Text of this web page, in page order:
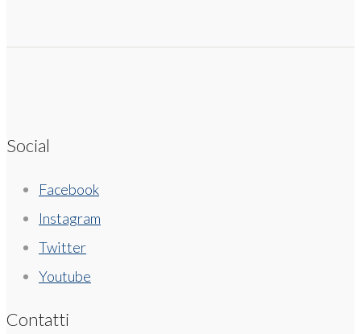
Social
Facebook
Instagram
Twitter
Youtube
Contatti